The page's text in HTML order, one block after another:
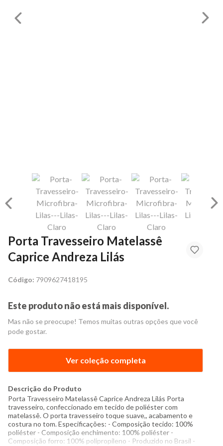
Porta Travesseiro Matelassê
Caprice Andreza Lilás
Código: 7909627418195
Este produto não está mais disponível.
Mas não se preocupe! Temos muitas outras opções que você
pode gostar.
Ver coleção completa
Descrição do Produto
Porta Travesseiro Matelassê Caprice Andreza Lilás Porta
travesseiro, confeccionado em tecido de poliéster com
matelassê. O porta travesseiro toque suave,, acabamento e
costura no tom. Especificações: - Composição tecido: 100%
poliéster - Composição enchimento: 100% poliéster -
Composição forro: 100% polipropileno - Produzido no Brasil -